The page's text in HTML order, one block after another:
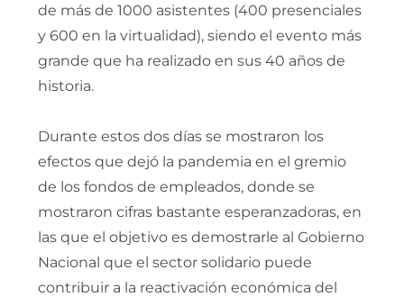
de más de 1000 asistentes (400 presenciales
y 600 en la virtualidad), siendo el evento más
grande que ha realizado en sus 40 años de
historia.
Durante estos dos días se mostraron los
efectos que dejó la pandemia en el gremio
de los fondos de empleados, donde se
mostraron cifras bastante esperanzadoras, en
las que el objetivo es demostrarle al Gobierno
Nacional que el sector solidario puede
contribuir a la reactivación económica del